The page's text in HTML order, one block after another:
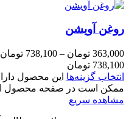
روغن آویشن
363,000 تومان –
738,100 تومان
738,100 تومان
انتخاب گزینه‌ها این محصول
ممکن است در صفحه محصول
مشاهده سریع